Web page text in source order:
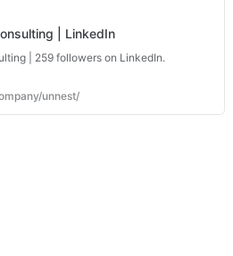
| LinkedIn
| 259 followers on LinkedIn.
unnest/